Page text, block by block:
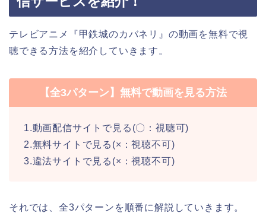
テレビアニメ『甲鉄城のカバネリ』の動画を無料で視
聴できる方法を紹介していきます。
【全3パターン】無料で動画を見る方法
1.動画配信サイトで見る(〇：視聴可)
2.無料サイトで見る(×：視聴不可)
3.違法サイトで見る(×：視聴不可)
それでは、全3パターンを順番に解説していきます。